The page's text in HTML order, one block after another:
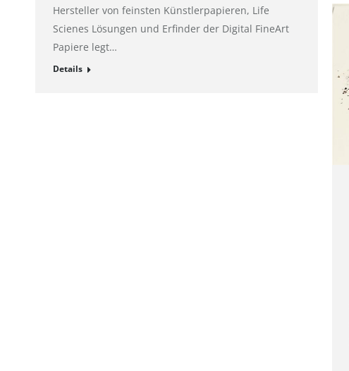
Hersteller von feinsten Künstlerpapieren, Life
Scienes Lösungen und Erfinder der Digital FineArt
Papiere legt…
Details